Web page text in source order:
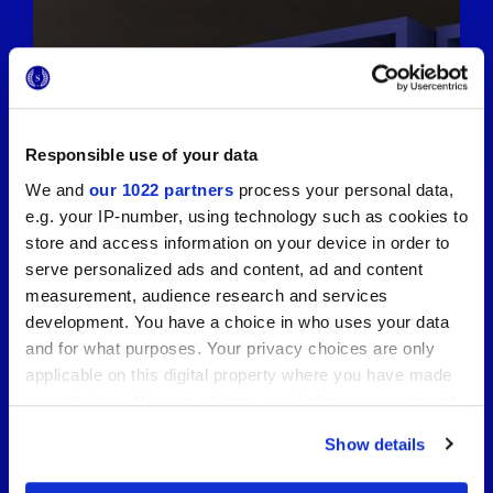
Responsible use of your data
We and our 1022 partners process your personal data,
e.g. your IP-number, using technology such as cookies to
store and access information on your device in order to
serve personalized ads and content, ad and content
measurement, audience research and services
development. You have a choice in who uses your data
and for what purposes. Your privacy choices are only
applicable on this digital property where you have made
your choices. You can change or withdraw your consent
Show details
Marca Corona: Vorschau, Konzept